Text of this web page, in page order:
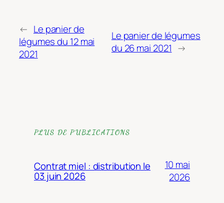
← Le panier de
légumes du 12 mai
2021
Le panier de légumes
du 26 mai 2021 →
PLUS DE PUBLICATIONS
Contrat miel : distribution le
03 juin 2026
10 mai
2026